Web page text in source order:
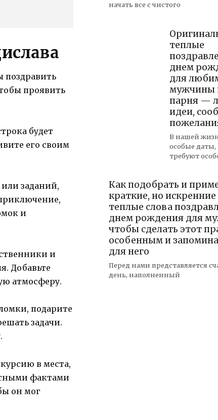
поздравить
проявить
будет
его своим
или заданий,
и
и
Добавьте
атмосферу.
подарите
задачи.
в места,
фактами
он мог
начать все с чистого
теплые
днем
для
мужчины
парня —
идеи,
В нашей
особые даты,
требуют
Как подобрать и
краткие, но искренние
теплые слова
днем рождения для
чтобы сделать этот
особенным и
для него
Перед нами представляется
день, наполненный